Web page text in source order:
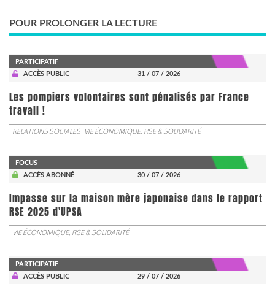
POUR PROLONGER LA LECTURE
PARTICIPATIF
ACCÈS PUBLIC
31 / 07 / 2026
Les pompiers volontaires sont pénalisés par France
travail !
RELATIONS SOCIALES VIE ÉCONOMIQUE, RSE & SOLIDARITÉ
FOCUS
ACCÈS ABONNÉ
30 / 07 / 2026
Impasse sur la maison mère japonaise dans le rapport
RSE 2025 d'UPSA
VIE ÉCONOMIQUE, RSE & SOLIDARITÉ
PARTICIPATIF
ACCÈS PUBLIC
29 / 07 / 2026